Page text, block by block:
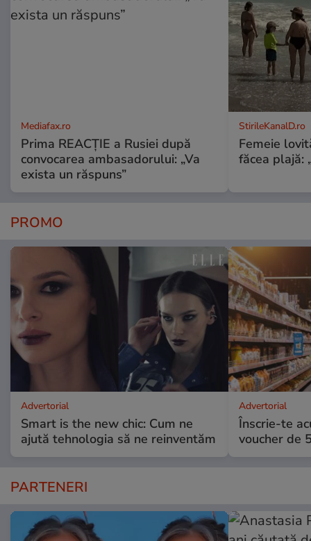
Mediafax.ro
Prima REACȚIE a Rusiei după
convocarea ambasadorului: „Va
exista un răspuns”
StirileKanalD.ro
Femeie
făcea plajă:
PROMO
Advertorial
Smart is the new chic: Cum ne
ajută tehnologia să ne reinventăm
Advertorial
Înscrie-te
voucher de
PARTENERI